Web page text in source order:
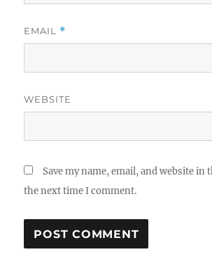
EMAIL *
WEBSITE
Save my name, email, and website in
the next time I comment.